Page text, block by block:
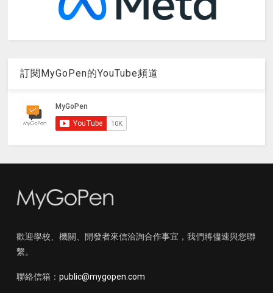
訂閱MyGoPen的YouTube頻道
歡迎學校、機關、開發者來信洽詢合作事宜，我們將儘速與您聯
繫。
聯絡信箱： public@mygopen.com